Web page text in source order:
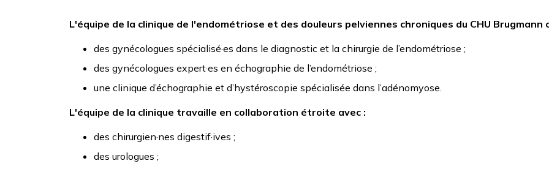
L'équipe de la clinique de l'endométriose et des douleurs pelviennes chroniques du CHU Brugmann
des gynécologues spécialisé·es dans le diagnostic et la chirurgie de l’endométriose ;
des gynécologues expert·es en échographie de l’endométriose ;
une clinique d’échographie et d’hystéroscopie spécialisée dans l’adénomyose.
L'équipe de la clinique travaille en collaboration étroite avec :
des chirurgien·nes digestif·ives ;
des urologues ;